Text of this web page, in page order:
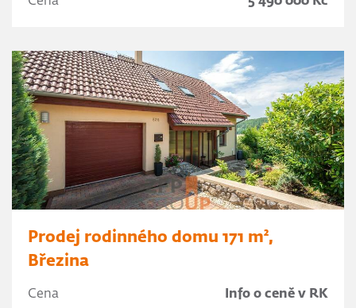
Prodej rodinného domu 171 m²,
Březina
Cena Info o ceně v RK